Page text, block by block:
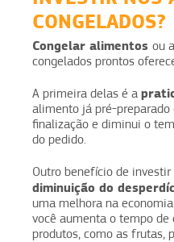
CONGELADOS?
Congelar alimentos ou
congelados prontos
A primeira delas é a
alimento já pré-
finalização e diminui o
do pedido.
Outro benefício de investir
diminuição do
uma melhora na
você aumenta o tempo
produtos, como as frutas,